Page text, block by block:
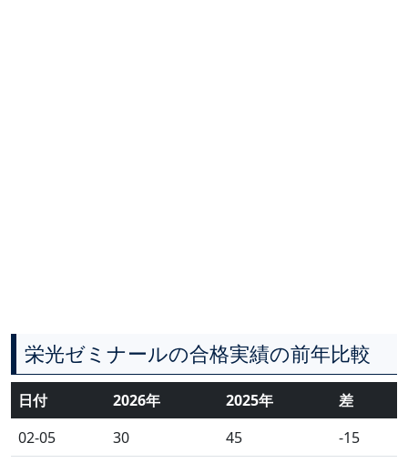
栄光ゼミナールの合格実績の前年比較
日付 2026年 2025年
差
02-05
30 45
-15